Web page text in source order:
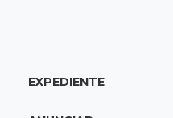
Acrissul atribui queda
EXPEDIENTE